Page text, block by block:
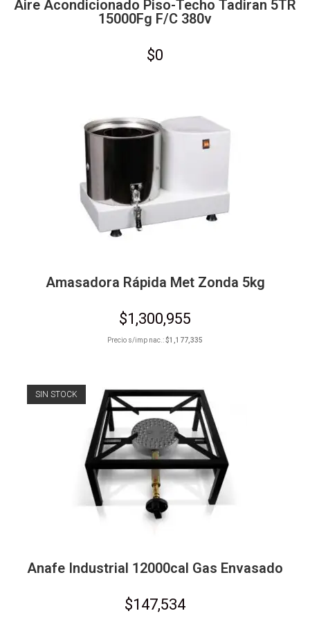
Aire Acondicionado Piso-Techo Tadiran 5TR
15000Fg F/C 380v
$0
Amasadora Rápida Met Zonda 5kg
$1,300,955
Precio s/imp nac.:$1,177,335
SIN STOCK
Anafe Industrial 12000cal Gas Envasado
$147,534